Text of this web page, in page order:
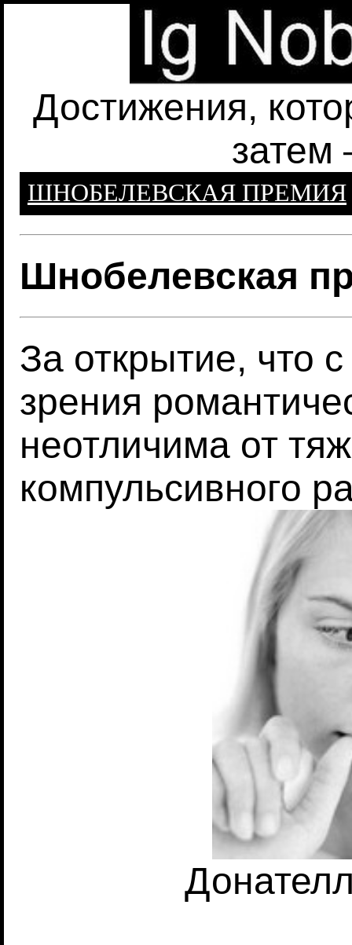
Достижения,
затем
ШНОБЕЛЕВСКАЯ ПРЕМИЯ
Шнобелевская
За открытие, что
зрения
неотличима от
компульсивного